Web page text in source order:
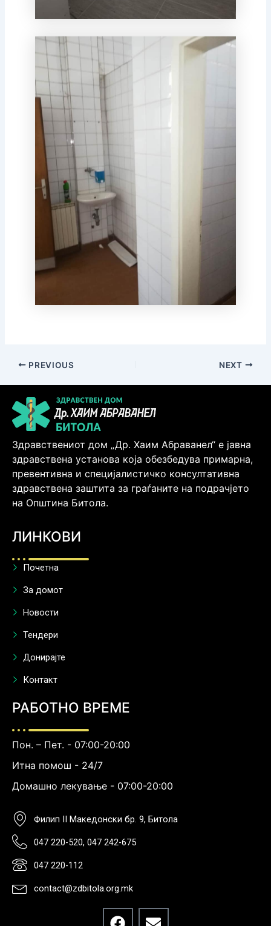
PREVIOUS NEXT
Здравствениот дом „Др. Хаим Абраванел“ е јавна
здравствена установа која обезбедува примарна,
превентивна и специјалистичко консултативна
здравствена заштита за граѓаните на подрачјето
на Општина Битола.
ЛИНКОВИ
Почетна
За домот
Новости
Тендери
Донирајте
Контакт
РАБОТНО ВРЕМЕ
Пон. – Пет. - 07:00-20:00
Итна помош - 24/7
Домашно лекување - 07:00-20:00
Филип II Македонски бр. 9, Битола
047 220-520, 047 242-675
047 220-112
contact@zdbitola.org.mk
F
E